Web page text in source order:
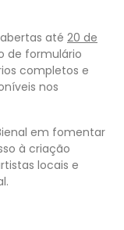
até 20 de
de formulário
completos e
nos
em fomentar
à criação
locais e